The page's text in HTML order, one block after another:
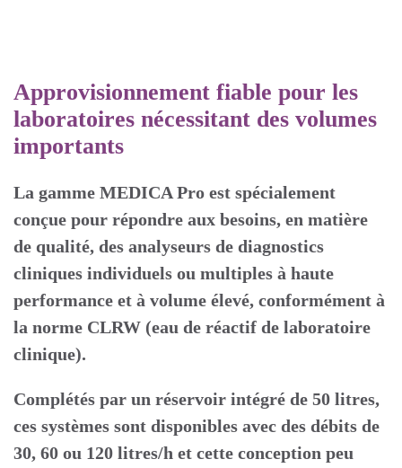
Approvisionnement fiable pour les
laboratoires nécessitant des volumes
importants
La gamme MEDICA Pro est spécialement
conçue pour répondre aux besoins, en matière
de qualité, des analyseurs de diagnostics
cliniques individuels ou multiples à haute
performance et à volume élevé, conformément à
la norme CLRW (eau de réactif de laboratoire
clinique).
Complétés par un réservoir intégré de 50 litres,
ces systèmes sont disponibles avec des débits de
30, 60 ou 120 litres/h et cette conception peu